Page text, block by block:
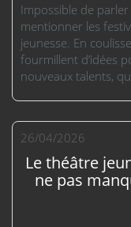
Impossible de parler
mentionner les
jeunesse. En
fourmillent d’idées
nouveaux talents,
26/04/2026
Le théâtre
ne pas